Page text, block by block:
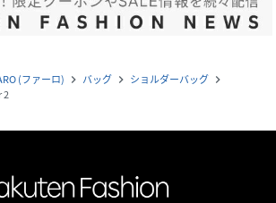
(ファーロ) navigate_next バッグ navigate_next ショルダーバッグ navigate_next
2